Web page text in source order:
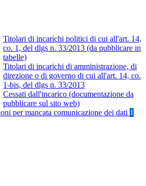
Titolari di incarichi politici di cui all'art. 14,
co. 1, del dlgs n. 33/2013 (da pubblicare in
tabelle)
Titolari di incarichi di amministrazione, di
direzione o di governo di cui all'art. 14, co.
1-bis, del dlgs n. 33/2013
Cessati dall'incarico (documentazione da
pubblicare sul sito web)
per mancata comunicazione dei dati 1